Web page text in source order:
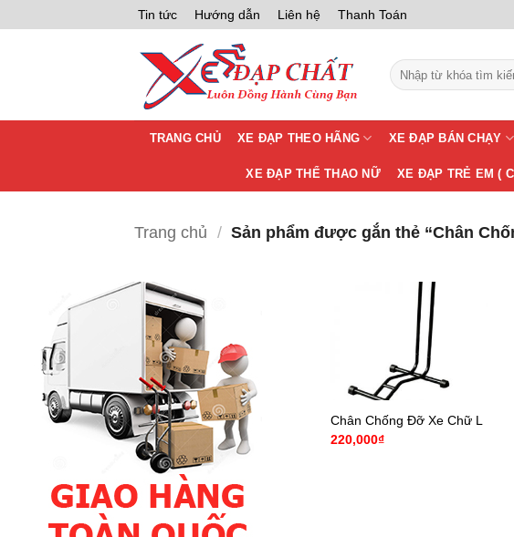
qua
Tin tức Hướng dẫn Liên hệ Thanh Toán
Tìm
kiếm:
TRANG CHỦ XE ĐẠP THEO HÃNG XE ĐẠP BÁN CHẠY
XE ĐẠP THỂ THAO NỮ XE ĐẠP TRẺ EM (
Trang chủ / Sản phẩm được gắn thẻ “Chân
Chân Chống Đỡ Xe Chữ L
220,000₫